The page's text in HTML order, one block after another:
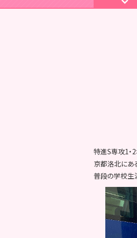
特進S専攻1・
京都洛北にあ
普段の学校生